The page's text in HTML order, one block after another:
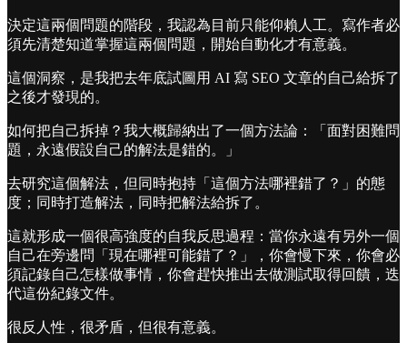
󠀠決定這兩個問題的階段，我認為目前只能仰賴人工。寫作者必
須先清楚知道掌握這兩個問題，開始自動化才有意義。
󠀠這個洞察，是我把去年底試圖用 AI 寫 SEO 文章的自己給拆了
之後才發現的。
󠀠如何把自己拆掉？我大概歸納出了一個方法論：「面對困難問
題，永遠假設自己的解法是錯的。」
󠀠去研究這個解法，但同時抱持「這個方法哪裡錯了？」的態
度；同時打造解法，同時把解法給拆了。
這就形成一個很高強度的自我反思過程：當你永遠有另外一個
自己在旁邊問「現在哪裡可能錯了？」，你會慢下來，你會必
須記錄自己怎樣做事情，你會趕快推出去做測試取得回饋，迭
代這份紀錄文件。
󠀠很反人性，很矛盾，但很有意義。